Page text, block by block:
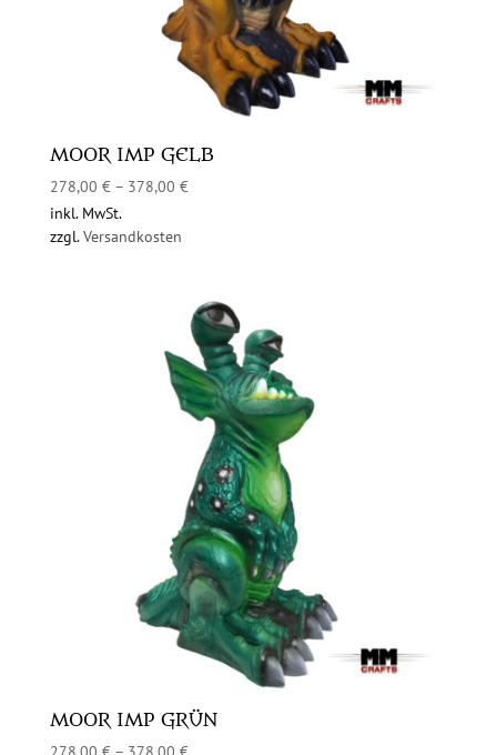
MOOR IMP GELB
278,00 €– 378,00 €
inkl. MwSt.
zzgl.Versandkosten
MOOR IMP GRÜN